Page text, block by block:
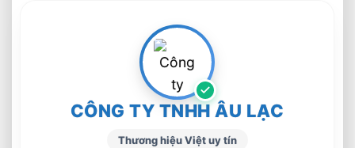
CÔNG TY TNHH ÂU LẠC
Thương hiệu Việt uy tín